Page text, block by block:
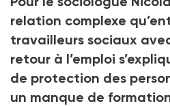
relation complexe
travailleurs sociaux
retour à l’emploi
de protection des
un manque de